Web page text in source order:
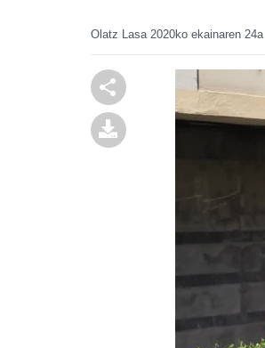
Olatz Lasa 2020ko ekainaren 24a